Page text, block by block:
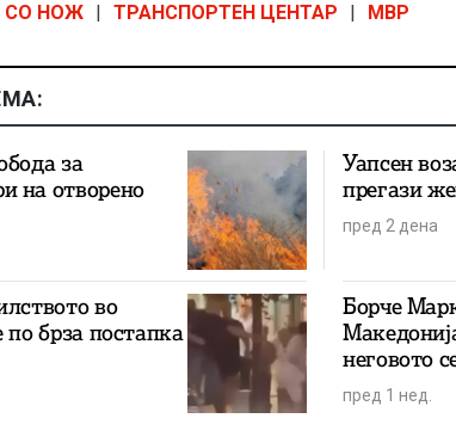
СО НОЖ ТРАНСПОРТЕН ЦЕНТАР МВР
за
на отворено
Уапсен
прегази
пред 2 дена
во
по брза постапка
Борче
неговото
пред 1 нед.